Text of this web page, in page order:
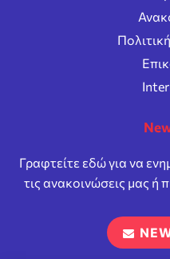
Γραφτείτε εδώ για να
τις ανακοινώσεις μας ή